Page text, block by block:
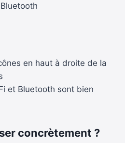
en haut à droite de la
et Bluetooth sont bien
concrètement ?